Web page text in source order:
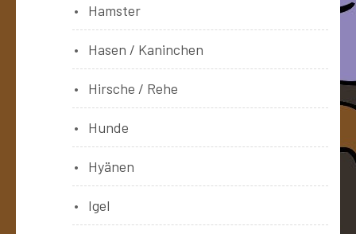
Hamster
Hasen / Kaninchen
Hirsche / Rehe
Hunde
Hyänen
Igel